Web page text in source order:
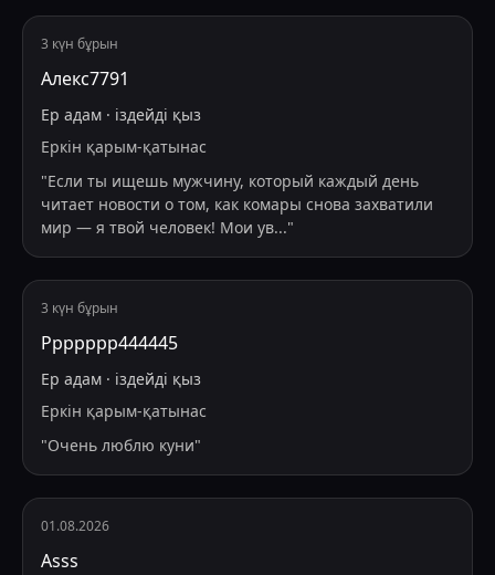
3 күн бұрын
Алекс7791
Ер адам · іздейді қыз
Еркін қарым-қатынас
"Если ты ищешь мужчину, который каждый день
читает новости о том, как комары снова захватили
мир — я твой человек! Мои ув..."
3 күн бұрын
Ррррррр444445
Ер адам · іздейді қыз
Еркін қарым-қатынас
"Очень люблю куни"
01.08.2026
Asss